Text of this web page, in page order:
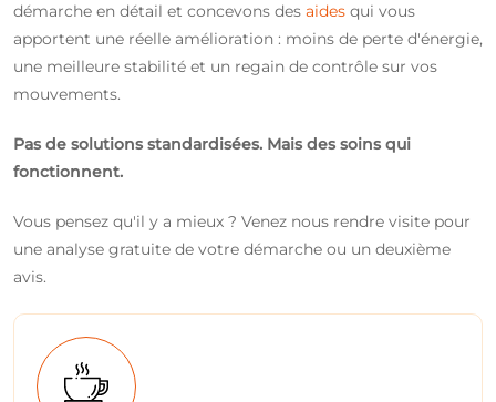
démarche en détail et concevons des aides qui vous
apportent une réelle amélioration : moins de perte d'énergie,
une meilleure stabilité et un regain de contrôle sur vos
mouvements.
Pas de solutions standardisées. Mais des soins qui
fonctionnent.
Vous pensez qu'il y a mieux ? Venez nous rendre visite pour
une analyse gratuite de votre démarche ou un deuxième
avis.